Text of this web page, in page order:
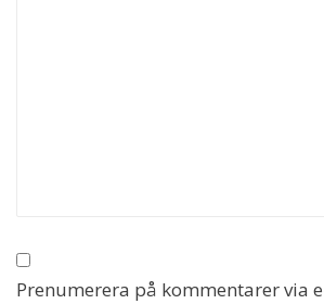
Prenumerera på kommentarer via